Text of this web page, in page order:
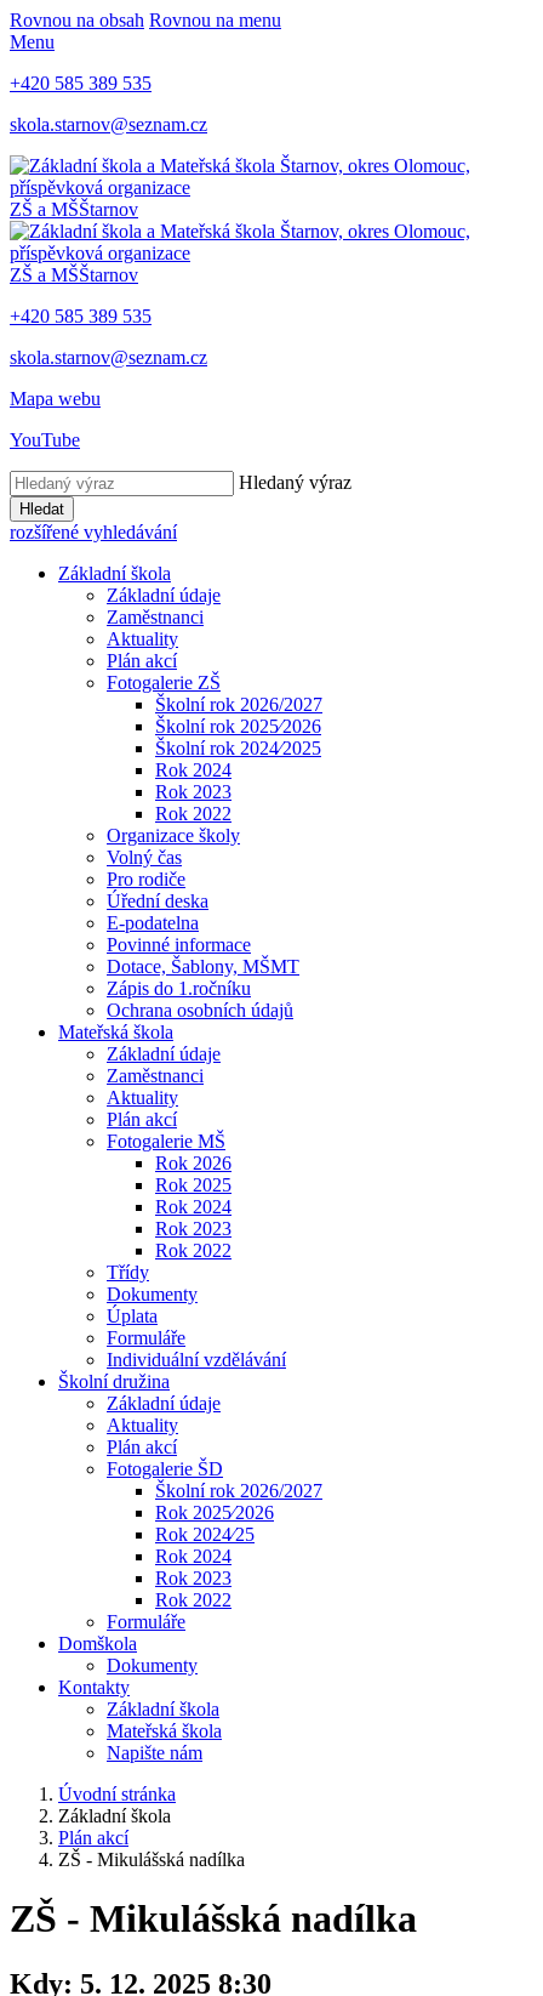
Rovnou na obsah Rovnou na menu
Menu
+420 585 389 535
skola.starnov@seznam.cz
ZŠ a MŠŠtarnov
ZŠ a MŠŠtarnov
+420 585 389 535
skola.starnov@seznam.cz
Mapa webu
YouTube
Hledaný výraz
Hledat
rozšířené vyhledávání
Základní škola
Základní údaje
Zaměstnanci
Aktuality
Plán akcí
Fotogalerie ZŠ
Školní rok 2026/2027
Školní rok 2025⁄2026
Školní rok 2024⁄2025
Rok 2024
Rok 2023
Rok 2022
Organizace školy
Volný čas
Pro rodiče
Úřední deska
E-podatelna
Povinné informace
Dotace, Šablony, MŠMT
Zápis do 1.ročníku
Ochrana osobních údajů
Mateřská škola
Základní údaje
Zaměstnanci
Aktuality
Plán akcí
Fotogalerie MŠ
Rok 2026
Rok 2025
Rok 2024
Rok 2023
Rok 2022
Třídy
Dokumenty
Úplata
Formuláře
Individuální vzdělávání
Školní družina
Základní údaje
Aktuality
Plán akcí
Fotogalerie ŠD
Školní rok 2026/2027
Rok 2025⁄2026
Rok 2024⁄25
Rok 2024
Rok 2023
Rok 2022
Formuláře
Domškola
Dokumenty
Kontakty
Základní škola
Mateřská škola
Napište nám
Úvodní stránka
Základní škola
Plán akcí
ZŠ - Mikulášská nadílka
ZŠ - Mikulášská nadílka
Kdy: 5. 12. 2025 8:30